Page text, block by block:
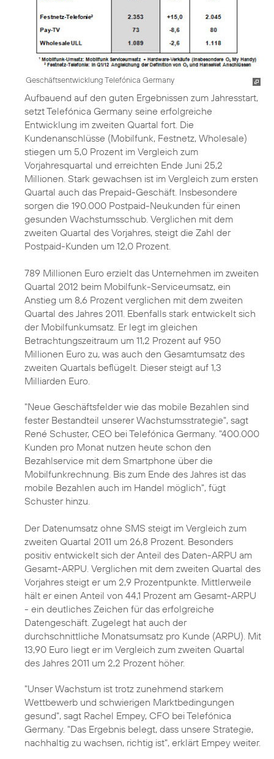
Geschäftsentwicklung Telefónica Germany
Aufbauend auf den guten Ergebnissen zum Jahresstart,
setzt Telefónica Germany seine erfolgreiche
Entwicklung im zweiten Quartal fort. Die
Kundenanschlüsse (Mobilfunk, Festnetz, Wholesale)
stiegen um 5,0 Prozent im Vergleich zum
Vorjahresquartal und erreichten Ende Juni 25,2
Millionen. Stark gewachsen ist im Vergleich zum ersten
Quartal auch das Prepaid-Geschäft. Insbesondere
sorgen die 190.000 Postpaid-Neukunden für einen
gesunden Wachstumsschub. Verglichen mit dem
zweiten Quartal des Vorjahres, steigt die Zahl der
Postpaid-Kunden um 12,0 Prozent.
789 Millionen Euro erzielt das Unternehmen im zweiten
Quartal 2012 beim Mobilfunk-Serviceumsatz, ein
Anstieg um 8,6 Prozent verglichen mit dem zweiten
Quartal des Jahres 2011. Ebenfalls stark entwickelt sich
der Mobilfunkumsatz. Er legt im gleichen
Betrachtungszeitraum um 11,2 Prozent auf 950
Millionen Euro zu, was auch den Gesamtumsatz des
zweiten Quartals beflügelt. Dieser steigt auf 1,3
Milliarden Euro.
"Neue Geschäftsfelder wie das mobile Bezahlen sind
fester Bestandteil unserer Wachstumsstrategie", sagt
René Schuster, CEO bei Telefónica Germany. "400.000
Kunden pro Monat nutzen heute schon den
Bezahlservice mit dem Smartphone über die
Mobilfunkrechnung. Bis zum Ende des Jahres ist das
mobile Bezahlen auch im Handel möglich", fügt
Schuster hinzu.
Der Datenumsatz ohne SMS steigt im Vergleich zum
zweiten Quartal 2011 um 26,8 Prozent. Besonders
positiv entwickelt sich der Anteil des Daten-ARPU am
Gesamt-ARPU. Verglichen mit dem zweiten Quartal des
Vorjahres steigt er um 2,9 Prozentpunkte. Mittlerweile
hält er einen Anteil von 44,1 Prozent am Gesamt-ARPU
- ein deutliches Zeichen für das erfolgreiche
Datengeschäft. Zugelegt hat auch der
durchschnittliche Monatsumsatz pro Kunde (ARPU). Mit
13,90 Euro liegt er im Vergleich zum zweiten Quartal
des Jahres 2011 um 2,2 Prozent höher.
"Unser Wachstum ist trotz zunehmend starkem
Wettbewerb und schwierigen Marktbedingungen
gesund", sagt Rachel Empey, CFO bei Telefónica
Germany. "Das Ergebnis belegt, dass unsere Strategie,
nachhaltig zu wachsen, richtig ist", erklärt Empey weiter.